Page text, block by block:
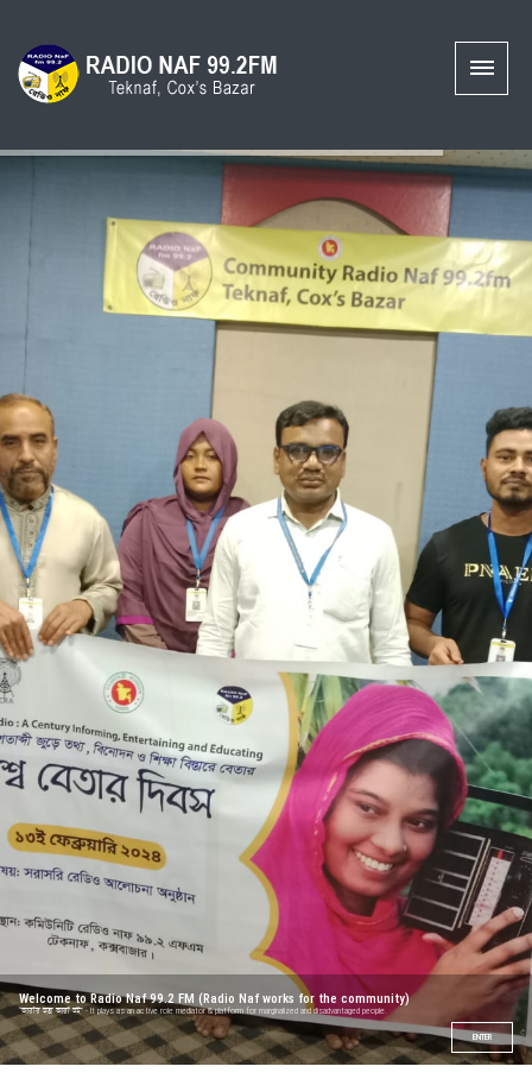
Welcome to Radio Naf 99.2 FM (Radio Naf works for the community)
“আরাঁর হতা আরাঁ হই” - It plays as an active role mediator & platform for marginalized and disadvantaged people.
ENTER